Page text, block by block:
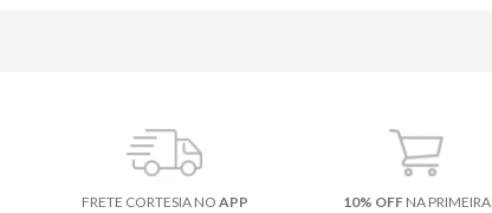
FRETE CORTESIA NO APP 10% OFFNA PRIMEIRA